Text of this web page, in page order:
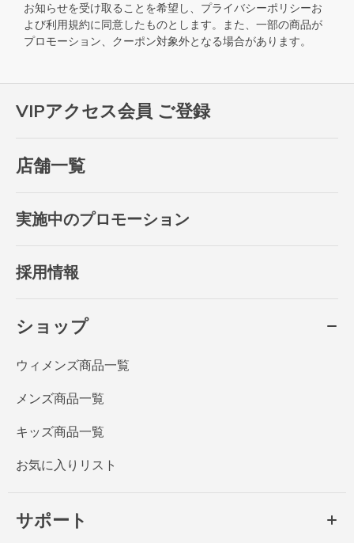
VIPアクセス会員 ご登録
店舗一覧
実施中のプロモーション
採用情報
ショップ
ウィメンズ商品一覧
メンズ商品一覧
キッズ商品一覧
お気に入りリスト
サポート
お知らせを受け取ることを希望し、 プライバシーポリシーお
よび利用規約に同意したものとします。また、一部の商品が
プロモーション、クーポン対象外となる場合があります。